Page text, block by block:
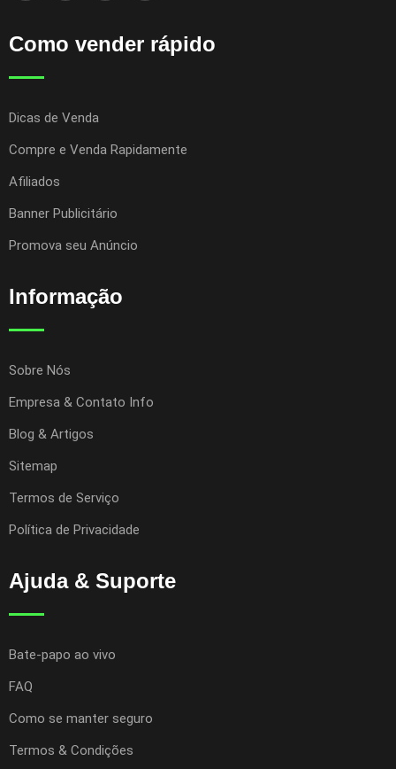
Como vender rápido
Dicas de Venda
Compre e Venda Rapidamente
Afiliados
Banner Publicitário
Promova seu Anúncio
Informação
Sobre Nós
Empresa & Contato Info
Blog & Artigos
Sitemap
Termos de Serviço
Política de Privacidade
Ajuda & Suporte
Bate-papo ao vivo
FAQ
Como se manter seguro
Termos & Condições